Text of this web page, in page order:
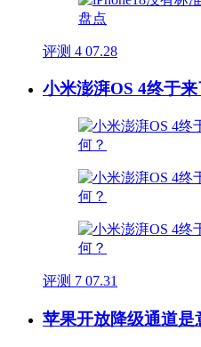
评测 4 07.28
小米澎湃OS 4终于
评测 7 07.31
苹果开放降级通道是